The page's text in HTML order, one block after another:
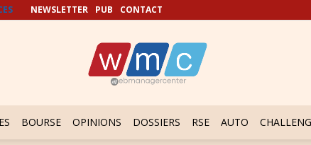
NEWSLETTER PUB CONTACT
BOURSE OPINIONS DOSSIERS RSE AUTO